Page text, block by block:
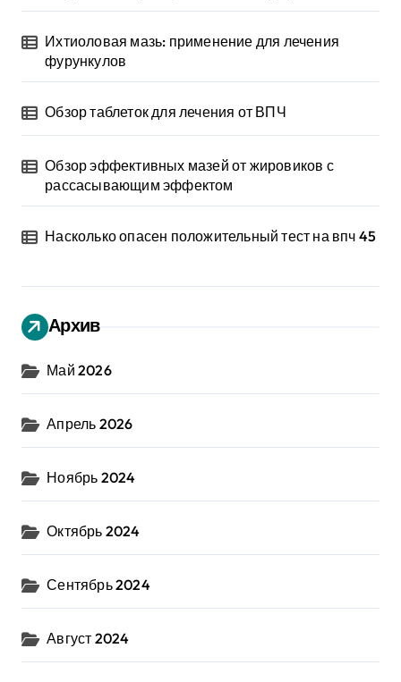
Ихтиоловая мазь: применение для лечения
фурункулов
Обзор таблеток для лечения от ВПЧ
Обзор эффективных мазей от жировиков с
рассасывающим эффектом
Насколько опасен положительный тест на впч 45
Архив
Май 2026
Апрель 2026
Ноябрь 2024
Октябрь 2024
Сентябрь 2024
Август 2024